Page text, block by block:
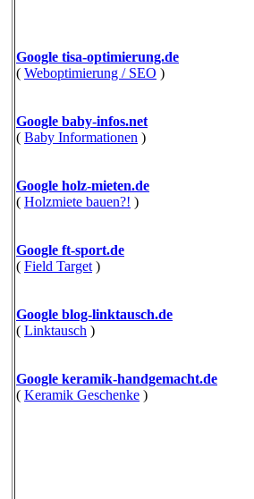
Google tisa-optimierung.de
( Weboptimierung / SEO )
Google baby-infos.net
( Baby Informationen )
Google holz-mieten.de
( Holzmiete bauen?! )
Google ft-sport.de
( Field Target )
Google blog-linktausch.de
( Linktausch )
Google keramik-handgemacht.de
( Keramik Geschenke )